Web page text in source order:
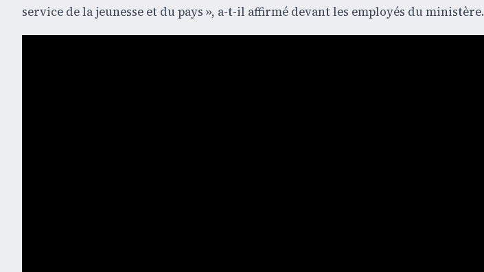
service de la jeunesse et du pays », a-t-il affirmé devant les employés du ministère.